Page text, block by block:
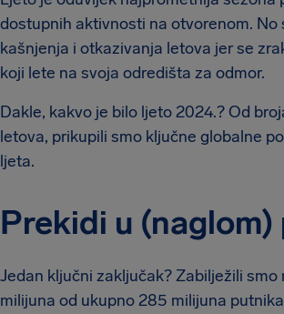
dostupnih aktivnosti na otvorenom.
kašnjenja i otkazivanja letova jer se
koji lete na svoja odredišta za odmor.
Dakle, kakvo je bilo ljeto 2024.? Od
letova, prikupili smo ključne globalne
ljeta.
Prekidi u
Jedan ključni zaključak? Zabilježili smo
milijuna od ukupno 285 milijuna